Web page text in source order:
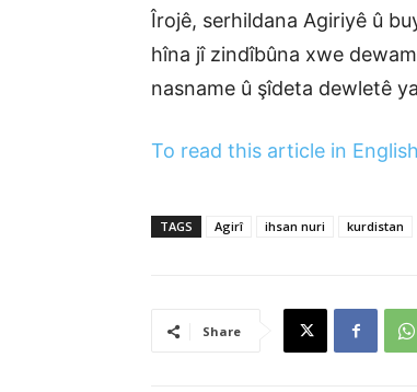
Îrojê, serhildana Agiriyê û
hîna jî zindîbûna xwe
nasname û şîdeta dewletê
To read this article in
TAGS Agirî ihsan nuri kurdistan
Share